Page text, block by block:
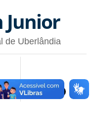
Junior
de Uberlândia